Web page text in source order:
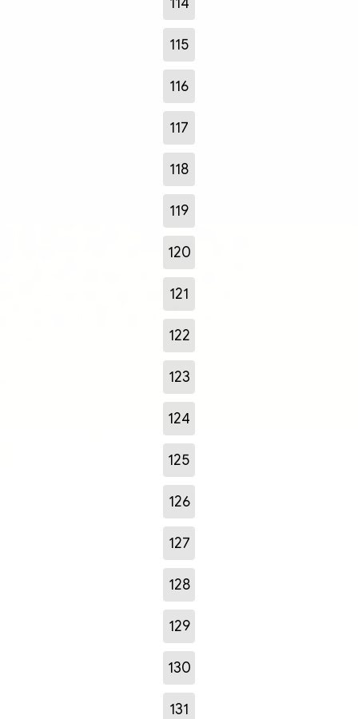
115
116
117
118
119
120
121
122
123
124
125
126
127
128
129
130
131